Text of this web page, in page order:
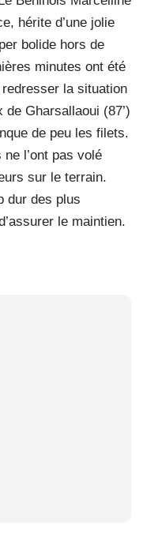
hérite d’une jolie
bolide hors de
minutes ont été
la situation
Gharsallaoui (87’)
de peu les filets.
l’ont pas volé
sur le terrain.
dur des plus
le maintien.